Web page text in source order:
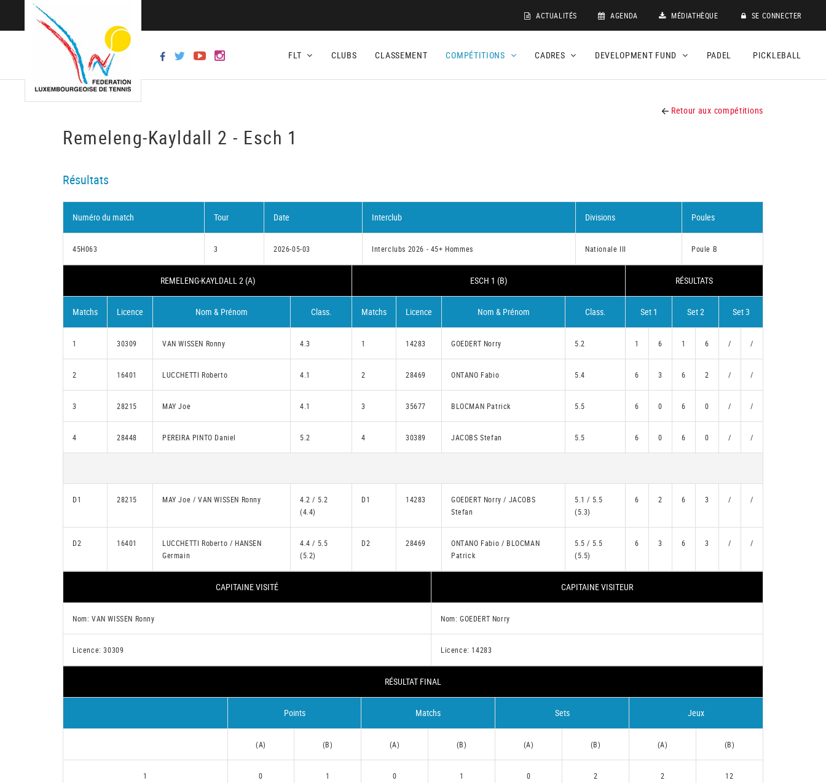
ACTUALITÉS AGENDA MÉDIATHÈQUE SE CONNECTER
FLT CLUBS CLASSEMENT COMPÉTITIONS CADRES DEVELOPMENT FUND PADEL PICKLEBALL
Retour aux compétitions
Remeleng-Kayldall 2 - Esch 1
Résultats
Numéro du match Tour Date Interclub Divisions Poules
45H063 3 2026-05-03 Interclubs 2026 - 45+ Hommes Nationale III Poule B
REMELENG-KAYLDALL 2 (A) ESCH 1 (B) RÉSULTATS
Matchs Licence Nom & Prénom Class. Matchs Licence Nom & Prénom Class. Set 1 Set 2 Set 3
1 30309 VAN WISSEN Ronny 4.3 1 14283 GOEDERT Norry 5.2 1 6 1 6 / /
2 16401 LUCCHETTI Roberto 4.1 2 28469 ONTANO Fabio 5.4 6 3 6 2 / /
3 28215 MAY Joe 4.1 3 35677 BLOCMAN Patrick 5.5 6 0 6 0 / /
4 28448 PEREIRA PINTO Daniel 5.2 4 30389 JACOBS Stefan 5.5 6 0 6 0 / /
D1 28215 MAY Joe / VAN WISSEN Ronny
4.2 / 5.2
(4.4)
D1 14283
GOEDERT Norry / JACOBS
Stefan
5.1 / 5.5
(5.3)
6 2 6 3 / /
D2 16401
LUCCHETTI Roberto / HANSEN
Germain
4.4 / 5.5
(5.2)
D2 28469
ONTANO Fabio / BLOCMAN
Patrick
5.5 / 5.5
(5.5)
6 3 6 3 / /
CAPITAINE VISITÉ CAPITAINE VISITEUR
Nom: VAN WISSEN Ronny Nom: GOEDERT Norry
Licence: 30309 Licence: 14283
RÉSULTAT FINAL
Points Matchs Sets Jeux
(A) (B) (A) (B) (A) (B) (A) (B)
1 0 1 0 1 0 2 2 12